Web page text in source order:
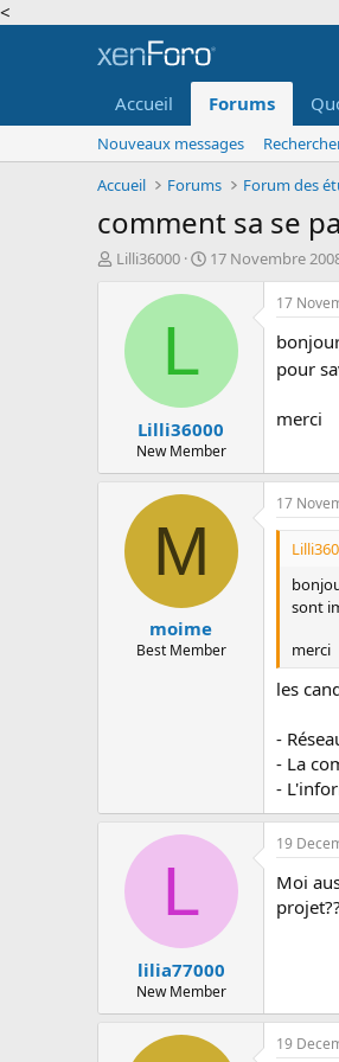
<
Accueil Forums
Nouveaux messages
Accueil
Forums Forum des
comment sa se
A
d
Lilli36000
D
t
é
b
u
t
17 Novembre
L
Lilli36000
New Member
17
pour
merci
M
moime
Best Member
17
sont
merci
les
-
- La
-
L
lilia77000
New Member
19
Moi
19